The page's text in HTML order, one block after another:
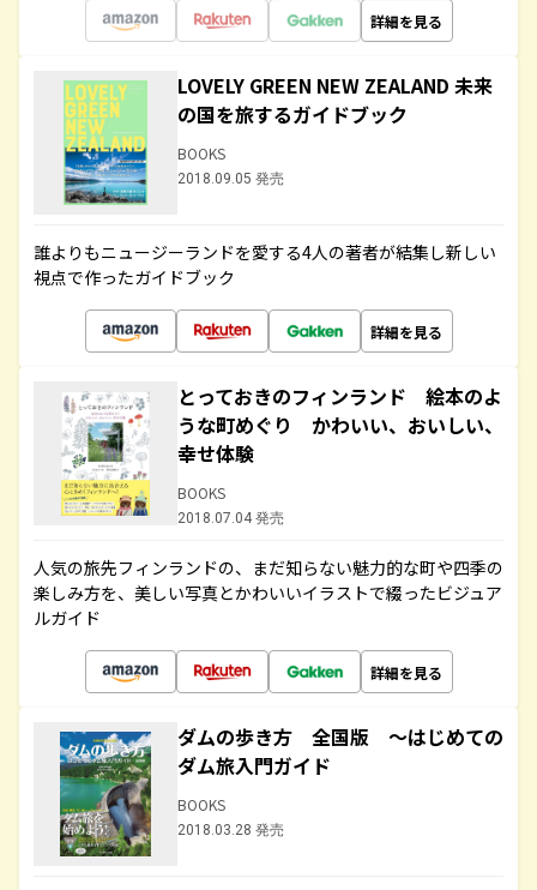
詳細を見る
LOVELY GREEN NEW ZEALAND 未来
の国を旅するガイドブック
BOOKS
2018.09.05 発売
誰よりもニュージーランドを愛する4人の著者が結集し新しい
視点で作ったガイドブック
詳細を見る
とっておきのフィンランド 絵本のよ
うな町めぐり かわいい、おいしい、
幸せ体験
BOOKS
2018.07.04 発売
人気の旅先フィンランドの、まだ知らない魅力的な町や四季の
楽しみ方を、美しい写真とかわいいイラストで綴ったビジュア
ルガイド
詳細を見る
ダムの歩き方 全国版 ～はじめての
ダム旅入門ガイド
BOOKS
2018.03.28 発売